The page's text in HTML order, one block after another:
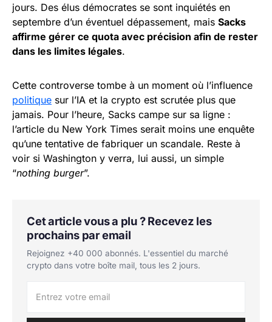
jours. Des élus démocrates se sont inquiétés en
septembre d’un éventuel dépassement, mais Sacks
affirme gérer ce quota avec précision afin de rester
dans les limites légales.
Cette controverse tombe à un moment où l’influence
politique sur l’IA et la crypto est scrutée plus que
jamais. Pour l’heure, Sacks campe sur sa ligne :
l’article du New York Times serait moins une enquête
qu’une tentative de fabriquer un scandale. Reste à
voir si Washington y verra, lui aussi, un simple
“nothing burger”.
Cet article vous a plu ? Recevez les
prochains par email
Rejoignez +40 000 abonnés. L'essentiel du marché
crypto dans votre boîte mail, tous les 2 jours.